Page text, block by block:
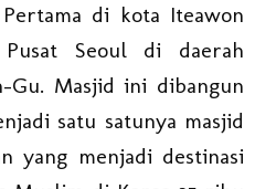
di kota Iteawon
Seoul di daerah
Gu. Masjid ini dibangun
satu satunya masjid
yang menjadi destinasi